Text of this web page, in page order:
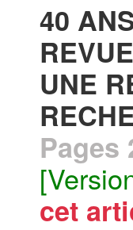
40
UNE
Pages
cet